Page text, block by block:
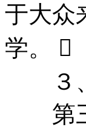
于大众
学。 
３、
第三